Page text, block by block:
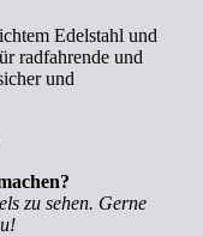
Edelstahl und
radfahrende und
und
zu sehen. Gerne